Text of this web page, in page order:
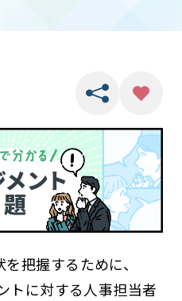
把握するために、
トに対する人事担当者